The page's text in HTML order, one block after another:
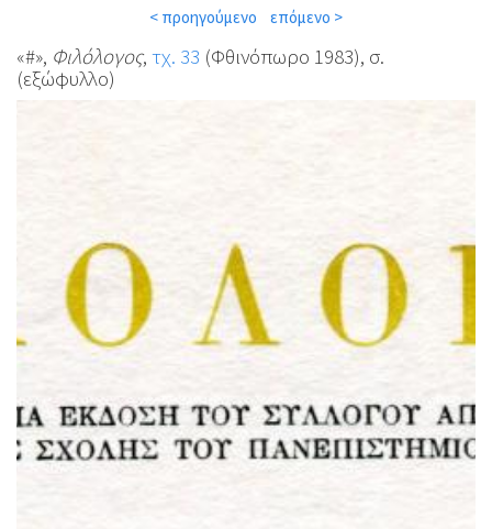
< προηγούμενο επόμενο >
«#», Φιλόλογος, τχ. 33 (Φθινόπωρο 1983), σ.
(εξώφυλλο)